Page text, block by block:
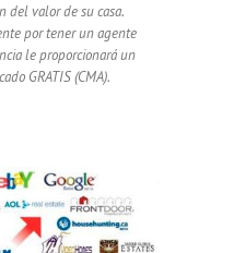
del valor de su casa.
por tener un agente
le proporcionará un
GRATIS (CMA).